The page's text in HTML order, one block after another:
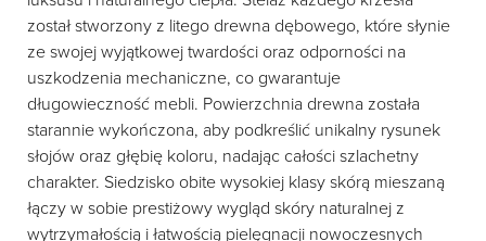
został stworzony z litego drewna dębowego, które słynie
ze swojej wyjątkowej twardości oraz odporności na
uszkodzenia mechaniczne, co gwarantuje
długowieczność mebli. Powierzchnia drewna została
starannie wykończona, aby podkreślić unikalny rysunek
słojów oraz głębię koloru, nadając całości szlachetny
charakter. Siedzisko obite wysokiej klasy skórą mieszaną
łączy w sobie prestiżowy wygląd skóry naturalnej z
wytrzymałością i łatwością pielęgnacji nowoczesnych